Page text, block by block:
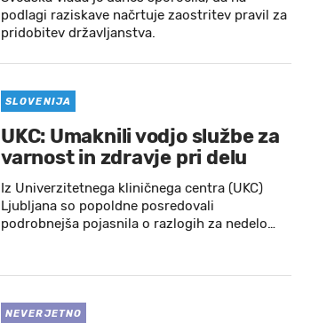
podlagi raziskave načrtuje zaostritev pravil za
pridobitev državljanstva.
SLOVENIJA
UKC: Umaknili vodjo službe za
varnost in zdravje pri delu
Iz Univerzitetnega kliničnega centra (UKC)
Ljubljana so popoldne posredovali
podrobnejša pojasnila o razlogih za nedelo…
NEVERJETNO